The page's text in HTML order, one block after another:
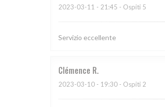
2023-03-11 - 21:45 - Ospiti 5
Servizio eccellente
Clémence R
2023-03-10 - 19:30 - Ospiti 2